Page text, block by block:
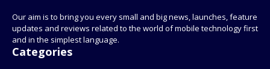
Our aim is to bring you every small and big news, launches, feature
updates and reviews related to the world of mobile technology first
and in the simplest language.
Categories